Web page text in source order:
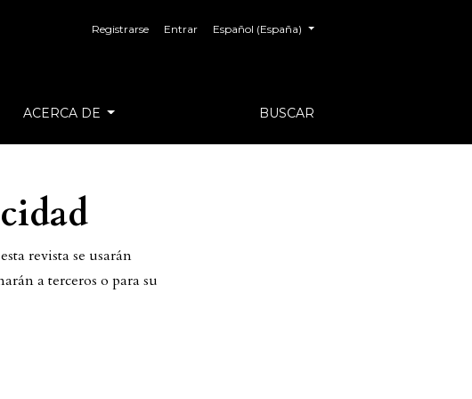
Registrarse Entrar Español (España)
ACERCA DE BUSCAR
revista se usarán
a terceros o para su